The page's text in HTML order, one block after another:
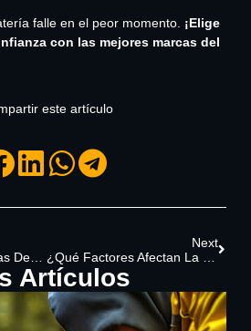
falle en el peor momento. ¡Elige
con las mejores marcas del
este artículo
¿Qué Son Las Baterías De Litio Para Autos? ¿Serán El Futuro Del Mercado?
Next
¿Qué Factores Afectan La Vida Útil De Una Batería De Carro?
Artículos